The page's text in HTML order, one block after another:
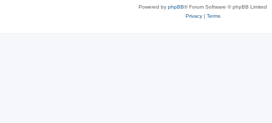
Powered by phpBB® Forum Software © phpBB Limited
Privacy| Terms